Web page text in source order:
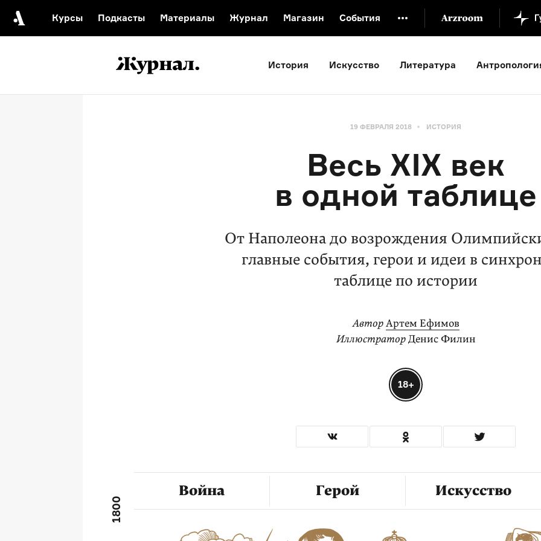
Курсы Подкасты Материалы Журнал Магазин События
Видеоистория русской культуры
Русский язык от «гой еси» до «лол кек»
История Искусство Литература
19 ФЕВРАЛЯ 2018 ИСТОРИЯ
Весь XIX век
в одной таблице
От Наполеона до возрождения
главные события, герои и идеи в
таблице по истории
Автор Артем Ефимов
Иллюстратор Денис Филин
18+
Война Герой Искусство
1800